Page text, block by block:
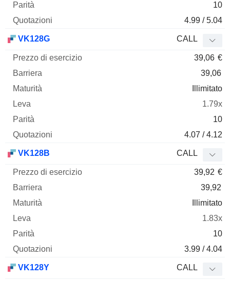
10
4.99 / 5.04
VK128G CALL
39,06 €
39,06
Illimitato
1.79x
10
4.07 / 4.12
VK128B CALL
39,92 €
39,92
Illimitato
1.83x
10
3.99 / 4.04
VK128Y CALL